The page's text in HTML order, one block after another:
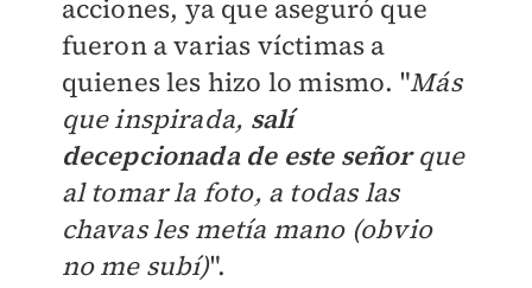
acciones, ya que aseguró que
fueron a varias víctimas a
quienes les hizo lo mismo. "Más
que inspirada, salí
decepcionada de este señorque
al tomar la foto, a todas las
chavas les metía mano (obvio
no me subí)".